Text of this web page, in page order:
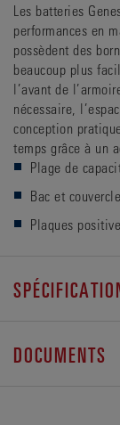
Les batteries
performances en
possèdent des
beaucoup plus
l’avant de
nécessaire,
conception
temps grâce à un
Plage de
Bac et
Plaques
DOCUMENTS